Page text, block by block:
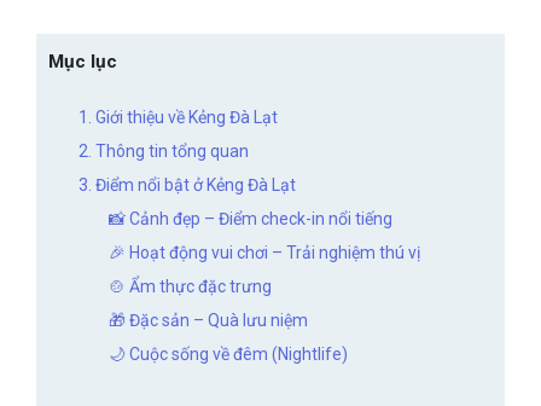
Mục lục
1. Giới thiệu về Kẻng Đà Lạt
2. Thông tin tổng quan
3. Điểm nổi bật ở Kẻng Đà Lạt
📸 Cảnh đẹp – Điểm check-in nổi tiếng
🎉 Hoạt động vui chơi – Trải nghiệm thú vị
🍲 Ẩm thực đặc trưng
🎁 Đặc sản – Quà lưu niệm
🌙 Cuộc sống về đêm (Nightlife)